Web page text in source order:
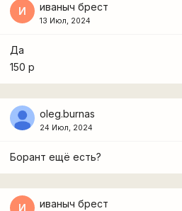
И иваныч брест
13 Июл, 2024
Да
150 р
oleg.burnas
24 Июл, 2024
Борант ещё есть?
И иваныч брест